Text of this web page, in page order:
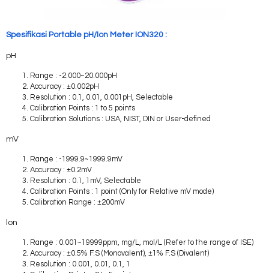
Spesifikasi Portable pH/Ion Meter ION320 :
pH
Range : -2.000~20.000pH
Accuracy : ±0.002pH
Resolution : 0.1, 0.01, 0.001pH, Selectable
Calibration Points : 1 to 5 points
Calibration Solutions : USA, NIST, DIN or User-defined
mV
Range : -1999.9~1999.9mV
Accuracy : ±0.2mV
Resolution : 0.1, 1mV, Selectable
Calibration Points : 1 point (Only for Relative mV mode)
Calibration Range : ±200mV
lon
Range : 0.001~19999ppm, mg/L, mol/L (Refer to the range of ISE)
Accuracy : ±0.5% F.S (Monovalent), ±1% F.S (Divalent)
Resolution : 0.001, 0.01, 0.1, 1